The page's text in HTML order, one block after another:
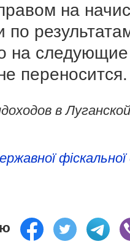
на
по
на следующие
переносится.
в Луганской